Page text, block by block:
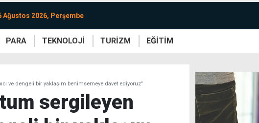
Ağustos 2026, Perşembe
PARA TEKNOLOJİ TURİZM EĞİTİM
ve dengeli bir yaklaşım benimsemeye davet ediyoruz"
sergileyen